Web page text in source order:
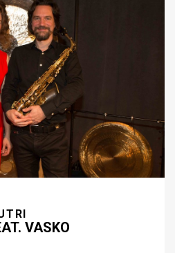
VASKO